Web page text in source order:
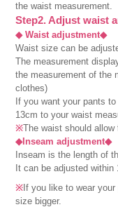
the waist measurement.
Step2. Adjust waist
◆ Waist adjustment◆
Waist size can be
The measurement
the measurement of the
clothes)
If you want your pants
13cm to your waist
※The waist should
◆Inseam adjustment◆
Inseam is the length of
It can be adjusted
※ If you like to wear
size bigger.